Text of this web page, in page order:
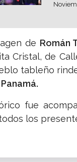
de Román
Cristal, de
tableño
Panamá.
fue
los